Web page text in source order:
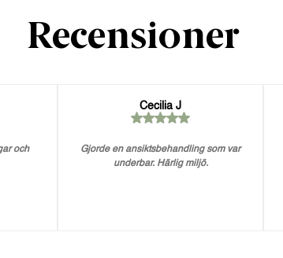
Recensioner
och
Cecilia J
Gjorde en ansiktsbehandling som var
underbar. Härlig miljö.